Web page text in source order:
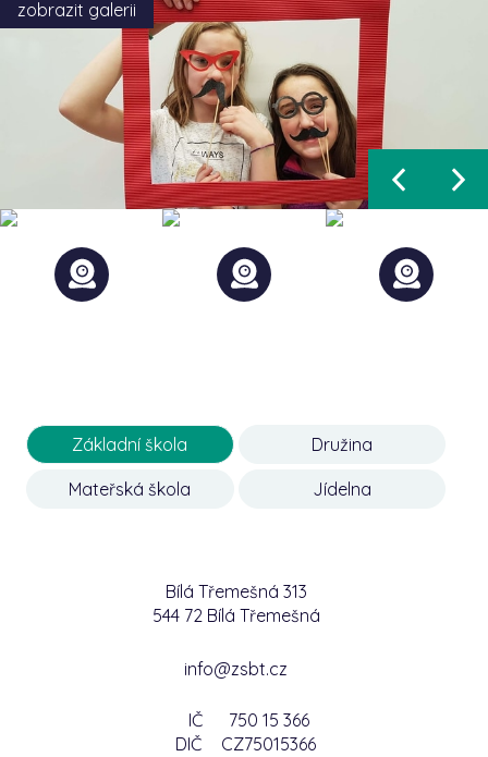
zobrazit galerii
Základní škola Družina
Mateřská škola Jídelna
Bílá Třemešná 313
544 72 Bílá Třemešná
info@zsbt.cz
IČ
750 15 366
DIČ
CZ75015366